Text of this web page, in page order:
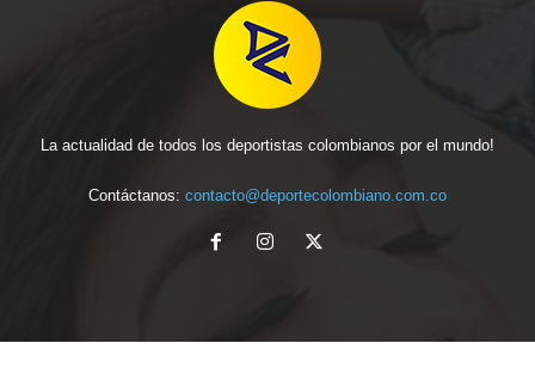
La actualidad de todos los deportistas colombianos por el mundo!
Contáctanos: contacto@deportecolombiano.com.co